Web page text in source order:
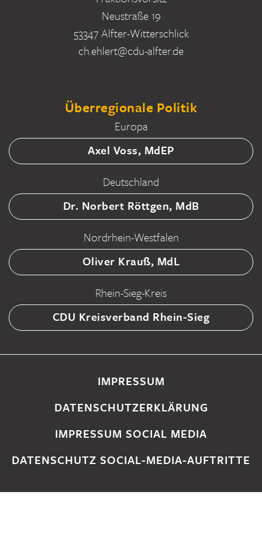
Neustraße 19
53347 Alfter-Witterschlick
ch.ehlert@cdu-alfter.de
Überregionale Politik
Europa
Axel Voss, MdEP
Deutschland
Dr. Norbert Röttgen, MdB
Nordrhein-Westfalen
Oliver Krauß, MdL
Rhein-Sieg-Kreis
CDU Kreisverband Rhein-Sieg
IMPRESSUM
DATENSCHUTZERKLÄRUNG
IMPRESSUM SOCIAL MEDIA
DATENSCHUTZ SOCIAL-MEDIA-AUFTRITTE